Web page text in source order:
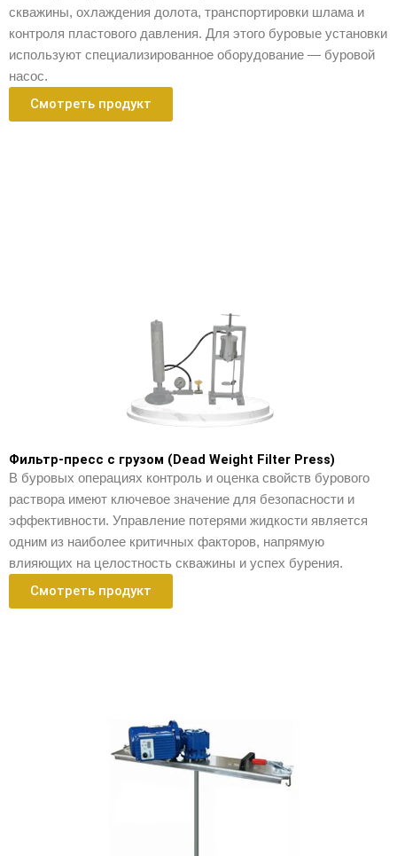
скважины, охлаждения долота, транспортировки шлама и
контроля пластового давления. Для этого буровые установки
используют специализированное оборудование — буровой
насос.
Смотреть продукт
Фильтр-пресс с грузом (Dead Weight Filter Press)
В буровых операциях контроль и оценка свойств бурового
раствора имеют ключевое значение для безопасности и
эффективности. Управление потерями жидкости является
одним из наиболее критичных факторов, напрямую
влияющих на целостность скважины и успех бурения.
Смотреть продукт